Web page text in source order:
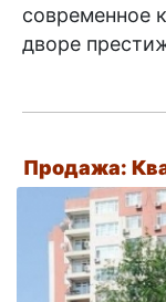
современное
дворе
Продажа: